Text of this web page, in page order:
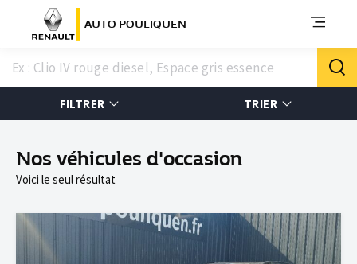
AUTO POULIQUEN
FILTRER TRIER
Nos véhicules d'occasion
Voici le seul résultat